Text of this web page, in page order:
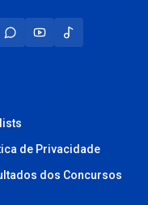
de Privacidade
dos Concursos